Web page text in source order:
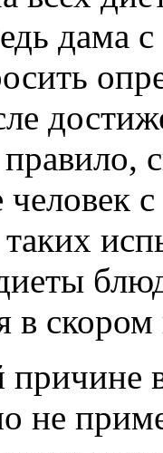
дама
правило,
в
в
не